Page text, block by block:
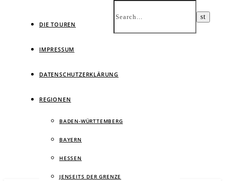
DIE TOUREN
IMPRESSUM
DATENSCHUTZERKLÄRUNG
REGIONEN
BADEN-WÜRTTEMBERG
BAYERN
HESSEN
JENSEITS DER GRENZE